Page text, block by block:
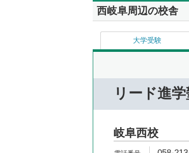
西岐阜周辺の校舎
大学受験
リード進
岐阜西校